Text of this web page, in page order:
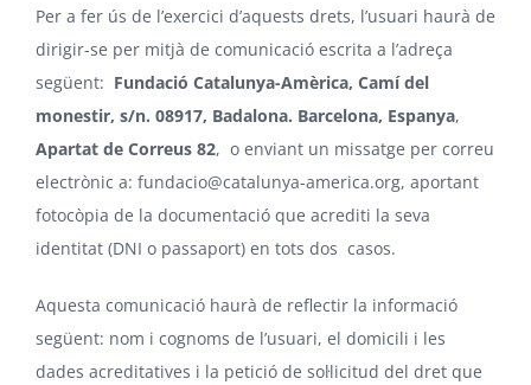
Per a fer ús de l’exercici d’aquests drets, l’usuari haurà de
dirigir-se per mitjà de comunicació escrita a l’adreça
següent: Fundació Catalunya-Amèrica, Camí del
monestir, s/n. 08917, Badalona. Barcelona, Espanya,
Apartat de Correus 82, o enviant un missatge per correu
electrònic a: fundacio@catalunya-america.org, aportant
fotocòpia de la documentació que acrediti la seva
identitat (DNI o passaport) en tots dos casos.
Aquesta comunicació haurà de reflectir la informació
següent: nom i cognoms de l’usuari, el domicili i les
dades acreditatives i la petició de sol·licitud del dret que